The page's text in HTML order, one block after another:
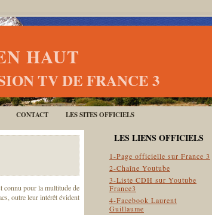
HAUT
TV DE FRANCE 3
CONTACT LES SITES OFFICIELS
connu pour la multitude de
outre leur intérêt évident
LES LIENS OFFICIELS
1-Page officielle sur France 3
2-Chaîne Youtube
3-Liste CDH sur Youtube
France3
4-Facebook Laurent
Guillaume